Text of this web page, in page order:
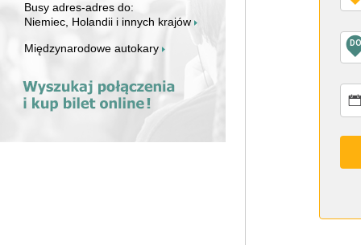
Busy adres-adres do:
Niemiec, Holandii i innych krajów
Międzynarodowe autokary DO